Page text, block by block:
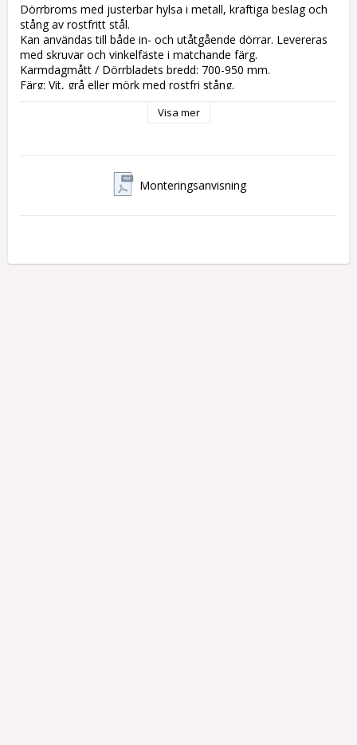
Dörrbroms med justerbar hylsa i metall, kraftiga beslag och
stång av rostfritt stål.
Kan användas till både in- och utåtgående dörrar. Levereras
med skruvar och vinkelfäste i matchande färg.
Karmdagmått / Dörrbladets bredd: 700-950 mm.
Färg: Vit, grå eller mörk med rostfri stång.
Se monteringsanvisning nedan.Visa mer
Monteringsanvisning